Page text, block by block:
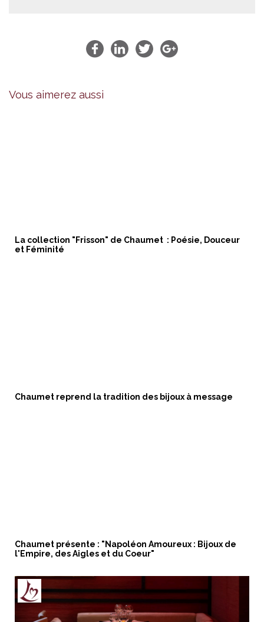
Vous aimerez aussi
La collection "Frisson" de Chaumet : Poésie, Douceur
et Féminité
Chaumet reprend la tradition des bijoux à message
Chaumet présente : "Napoléon Amoureux : Bijoux de
l'Empire, des Aigles et du Coeur"